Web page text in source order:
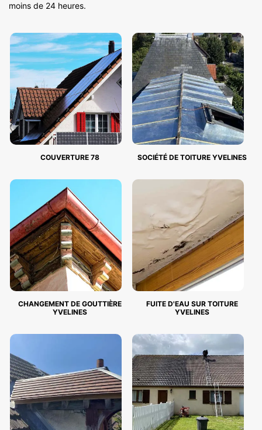
moins de 24 heures.
COUVERTURE 78 SOCIÉTÉ DE TOITURE YVELINES
CHANGEMENT DE GOUTTIÈRE
YVELINES
FUITE D'EAU SUR TOITURE
YVELINES